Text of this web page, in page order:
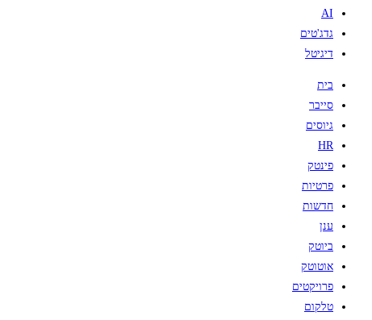
AI
גדג'טים
דיגיטל
בית
סייבר
גיוסים
HR
פינטק
פרטיות
חדשות
ענן
ביוטק
אוטוטק
פרויקטים
טלקום